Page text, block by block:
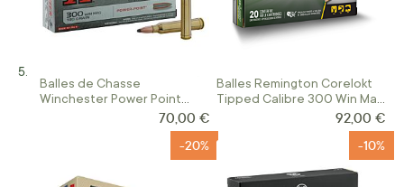
Balles de Chasse
Winchester Power Point
70,00 €
Balles Remington Corelokt
Tipped Calibre 300 Win Mag
92,00 €
-20% -10%